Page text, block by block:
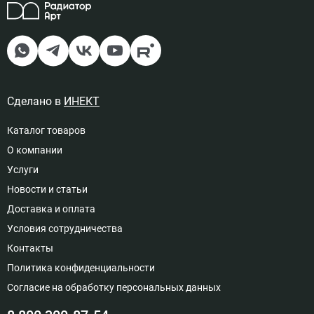
15
Подключение левый, Цвет
решетка рулонная - мербау
Доступно под заказ
16
анодирование
63 868 руб
Доступно под заказ
Подключение правый, Цвет
Сделано в ИНЕКТ
Каталог товаров
О компании
Услуги
Новости и статьи
Доставка и оплата
Условия сотрудничества
Контакты
Политика конфиденциальности
Согласие на обработку персональных данных